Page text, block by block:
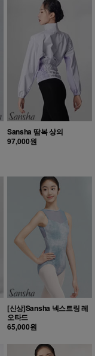
Sansha 땀복 상의
97,000원
[신상]Sansha 넥스트링 레
오타드
65,000원